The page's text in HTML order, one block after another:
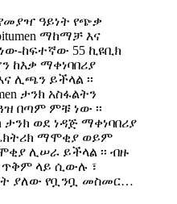
ዓይነት የጭቃ
ማከማቻ እና
ከፍተኛው 55 ኪዩቢክ
ከእቃ ማቀነባበሪያ
ሊጫን ይችላል ፡፡
ታንክ አስፋልትን
በጣም ምቹ ነው ፡፡
ታንክ ወደ ነዳጅ ማቀነባበሪያ
ማሞቂያ ወይም
ሊሠራ ይችላል ፡፡ ብዙ
ጥቅም ላይ ሲውሉ ፣
ያለው የቧንቧ መስመር…